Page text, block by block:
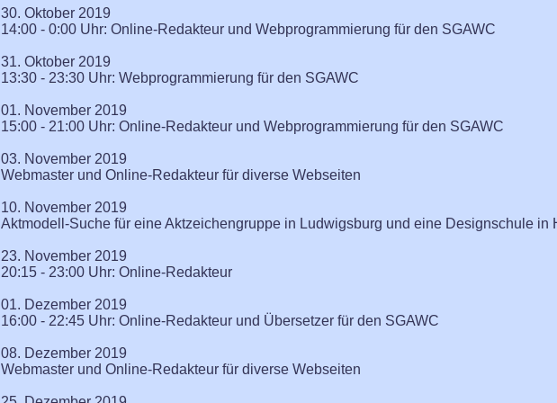
30. Oktober 2019
14:00 - 0:00 Uhr: Online-Redakteur und Webprogrammierung für den SGAWC
31. Oktober 2019
13:30 - 23:30 Uhr: Webprogrammierung für den SGAWC
01. November 2019
15:00 - 21:00 Uhr: Online-Redakteur und Webprogrammierung für den SGAWC
03. November 2019
Webmaster und Online-Redakteur für diverse Webseiten
10. November 2019
Aktmodell-Suche für eine Aktzeichengruppe in Ludwigsburg und eine Designschule in
23. November 2019
20:15 - 23:00 Uhr: Online-Redakteur
01. Dezember 2019
16:00 - 22:45 Uhr: Online-Redakteur und Übersetzer für den SGAWC
08. Dezember 2019
Webmaster und Online-Redakteur für diverse Webseiten